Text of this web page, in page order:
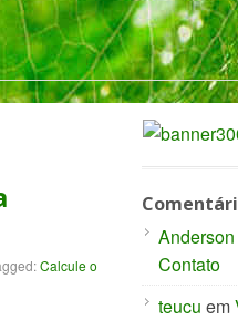
Calcule o
Contato
teucu em